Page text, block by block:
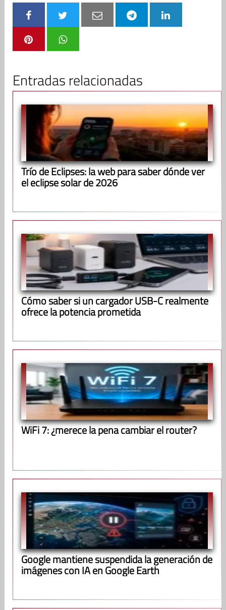
Entradas relacionadas
Trío de Eclipses: la web para saber dónde ver
el eclipse solar de 2026
Cómo saber si un cargador USB-C realmente
ofrece la potencia prometida
WiFi 7: ¿merece la pena cambiar el router?
Google mantiene suspendida la generación de
imágenes con IA en Google Earth